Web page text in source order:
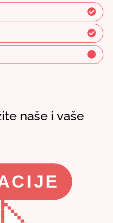
naše i vaše